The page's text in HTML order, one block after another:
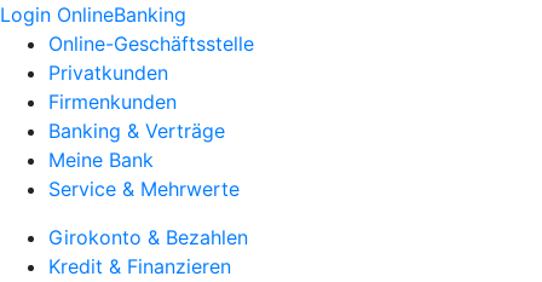
Login OnlineBanking
Online-Geschäftsstelle
Privatkunden
Firmenkunden
Banking & Verträge
Meine Bank
Service & Mehrwerte
Girokonto & Bezahlen
Kredit & Finanzieren